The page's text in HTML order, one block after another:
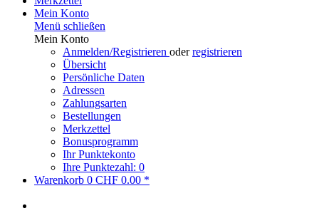
Mein Konto
Menü schließen
Mein Konto
Anmelden/Registrieren oderregistrieren
Übersicht
Persönliche Daten
Adressen
Zahlungsarten
Bestellungen
Merkzettel
Bonusprogramm
Ihr Punktekonto
Ihre Punktezahl: 0
Warenkorb 0 CHF 0.00 *